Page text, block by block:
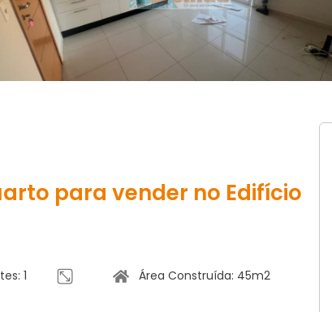
para vender no Edifício
1
Área Construída: 45m2